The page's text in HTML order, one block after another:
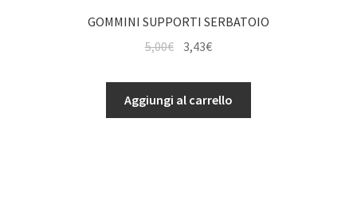
GOMMINI SUPPORTI SERBATOIO
5,00€
originale
era:
3,43€Il
attuale
è:
Aggiungi al carrello